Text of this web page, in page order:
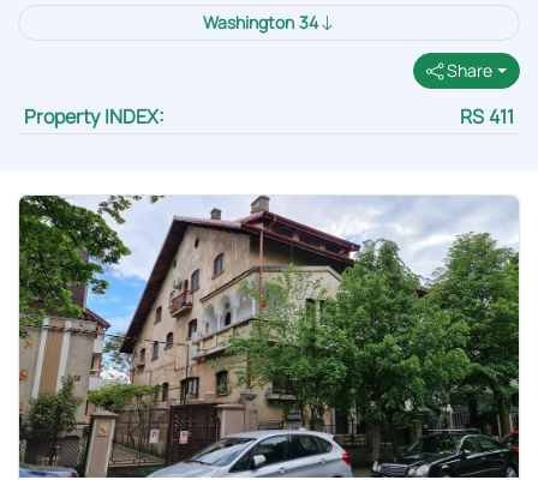
Washington 34
Share
Property INDEX: RS 411